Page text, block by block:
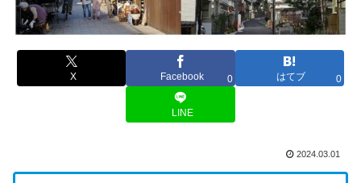
X Facebook 0 はてブ 0
LINE
2024.03.01